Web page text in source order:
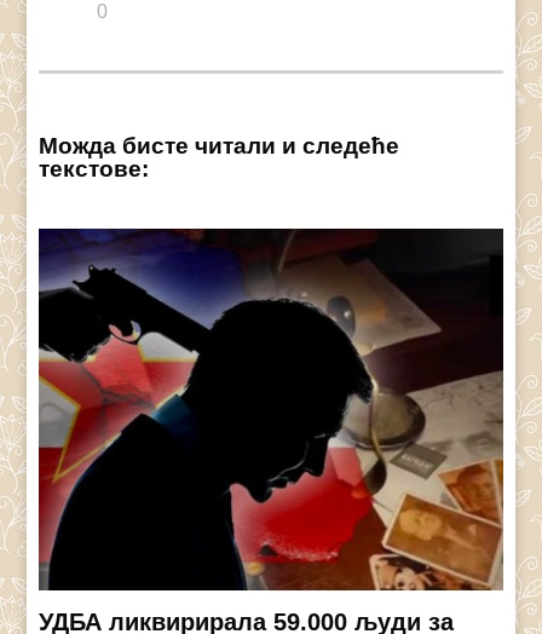
0
Можда бисте читали и следеће
текстове:
УДБА ликвирирала 59.000 људи за